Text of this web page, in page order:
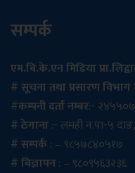
सम्पर्क
एम.बि.के.एन मिडिया
# सूचना तथा प्रसारण विभाग
#कम्पनी दर्ता नम्बर:- २४५५०७
# ठेगाना:- लमही न.पा-५
# सम्पर्क: – ९८५७८४०५१७
# बिज्ञापन: – ९८०९५६३२३६